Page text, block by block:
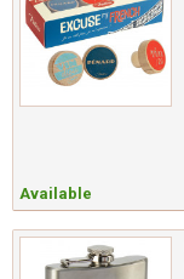
Available